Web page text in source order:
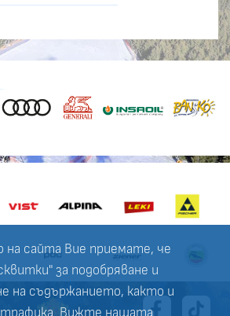
на сайта Вие приемате, че
за подобряване и
на съдържанието, както и
трафика. Вижте нашата